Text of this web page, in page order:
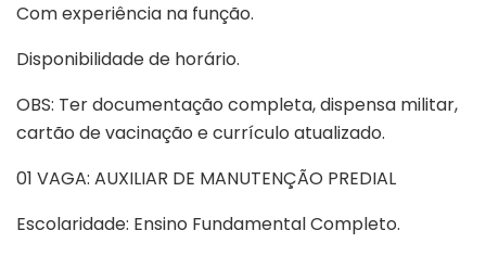
Com experiência na função.
Disponibilidade de horário.
OBS: Ter documentação completa, dispensa militar,
cartão de vacinação e currículo atualizado.
01 VAGA: AUXILIAR DE MANUTENÇÃO PREDIAL
Escolaridade: Ensino Fundamental Completo.